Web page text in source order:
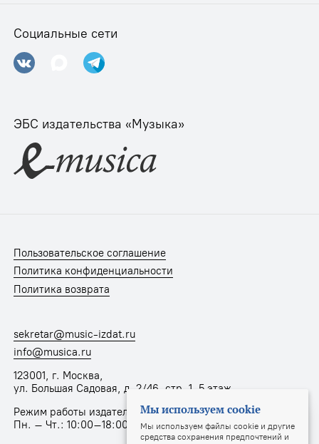
Социальные сети
ЭБС издательства «Музыка»
Пользовательское соглашение
Политика конфиденциальности
Политика возврата
sekretar@music-izdat.ru
info@musica.ru
123001, г. Москва,
ул. Большая Садовая, д. 2/46, стр. 1, 5 этаж
Режим работы издательства:
Пн. – Чт.: 10:00–18:00, Пт.: 10:00–17:00
Мы используем cookie
Мы используем файлы cookie и другие
средства сохранения предпочтений и